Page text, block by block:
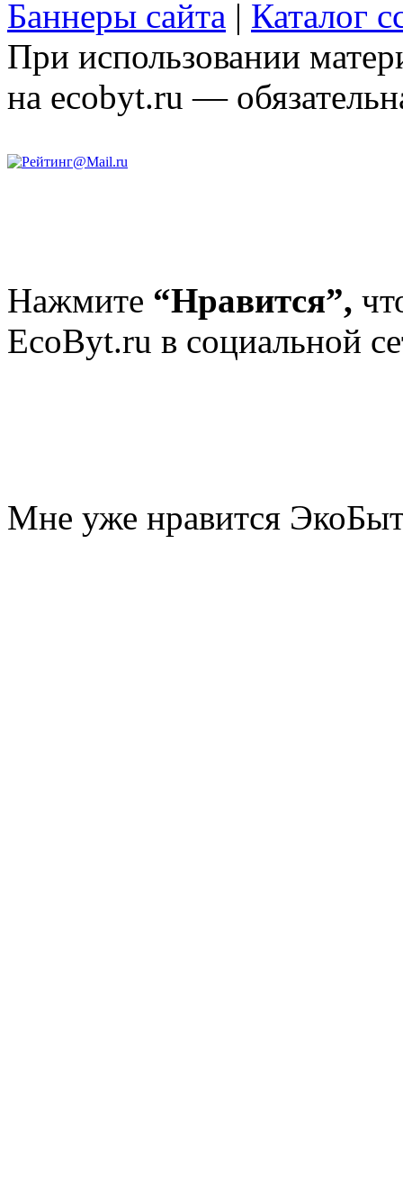
Баннеры сайта | Каталог
При использовании
на ecobyt.ru —
Нажмите “Нравится”,
EcoByt.ru в социальной
Мне уже нравится